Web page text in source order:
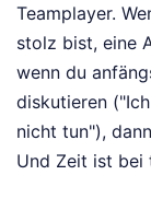
Teamplayer.
stolz bist, eine
wenn du
diskutieren
nicht tun"),
Und Zeit ist bei